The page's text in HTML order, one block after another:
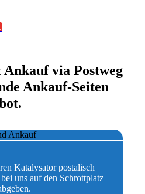
via Postweg
Ankauf-Seiten
Katalysator postalisch
uns auf den Schrottplatz